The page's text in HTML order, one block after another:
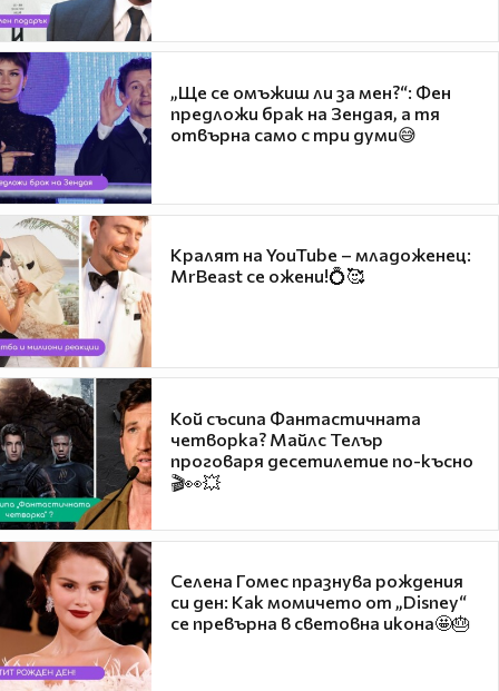
„Ще се омъжиш ли за мен?“: Фен
предложи брак на Зендая, а тя
отвърна само с три думи😅
Кралят на YouTube – младоженец:
MrBeast се ожени!💍🥰
Кой съсипа Фантастичната
четворка? Майлс Телър
проговаря десетилетие по-късно
🎬👀💥
Селена Гомес празнува рождения
си ден: Как момичето от „Disney“
се превърна в световна икона🤩🎂